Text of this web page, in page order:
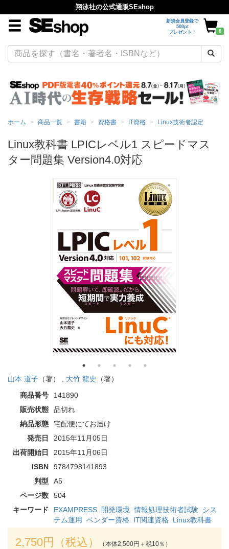
翔泳社の公式通販SEshop
新規会員登録で
500pt
プレゼント！
0
ホーム 商品一覧 書籍 資格書 IT資格 Linux技術者認定
Linux教科書 LPICレベル1 スピードマス
ター問題集 Version4.0対応
山本 道子 （著） , 大竹 龍史
（著）
商品番号
141890
販売状態
品切れ
納品形態
宅配便にてお届け
発売日
2015年11月05日
出荷開始日
2015年11月06日
ISBN
9784798141893
判型
A5
ページ数
504
キーワード
EXAMPRESS 開発環境 情報処理技術者試験 シス
テム運用
ベンダー資格 IT関連資格 Linux教科書
2,750円（税込） （本体2,500円＋税10％）